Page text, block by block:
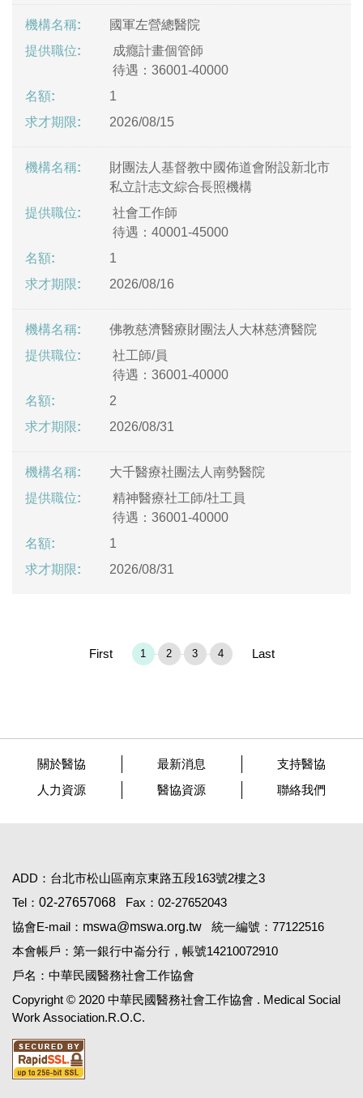
國軍左營總醫院
成癮計畫個管師
待遇：36001-40000
1
2026/08/15
財團法人基督教中國佈道會附設新北市
私立計志文綜合長照機構
社會工作師
待遇：40001-45000
1
2026/08/16
佛教慈濟醫療財團法人大林慈濟醫院
社工師/員
待遇：36001-40000
2
2026/08/31
大千醫療社團法人南勢醫院
精神醫療社工師/社工員
待遇：36001-40000
1
2026/08/31
First 1 2 3 4 Last
關於醫協 最新消息
支持醫協
人力資源
醫協資源 聯絡我們
ADD：台北市松山區南京東路五段163號2樓之3
Tel： 02-27657068
Fax：02-27652043
協會E-mail： mswa@mswa.org.tw
統一編號：77122516
本會帳戶：第一銀行中崙分行，帳號14210072910
戶名：中華民國醫務社會工作協會
Copyright © 2020 中華民國醫務社會工作協會 . Medical Social
Work Association.R.O.C.